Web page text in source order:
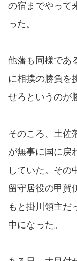
の宿までやって
った。
他藩も同様であ
に相撲の勝負を
せろというのが
そのころ、土佐
が無事に国に戻
していた。その
留守居役の甲賀
もと掛川領主だ
中になった。